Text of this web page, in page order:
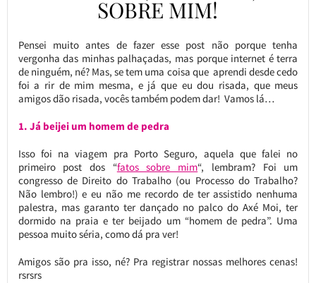
SOBRE MIM!
Pensei muito antes de fazer esse post não porque tenha
vergonha das minhas palhaçadas, mas porque internet é terra
de ninguém, né? Mas, se tem uma coisa que aprendi desde cedo
foi a rir de mim mesma, e já que eu dou risada, que meus
amigos dão risada, vocês também podem dar! Vamos lá…
1. Já beijei um homem de pedra
Isso foi na viagem pra Porto Seguro, aquela que falei no
primeiro post dos “fatos sobre mim“, lembram? Foi um
congresso de Direito do Trabalho (ou Processo do Trabalho?
Não lembro!) e eu não me recordo de ter assistido nenhuma
palestra, mas garanto ter dançado no palco do Axé Moi, ter
dormido na praia e ter beijado um “homem de pedra”. Uma
pessoa muito séria, como dá pra ver!
Amigos são pra isso, né? Pra registrar nossas melhores cenas!
rsrsrs